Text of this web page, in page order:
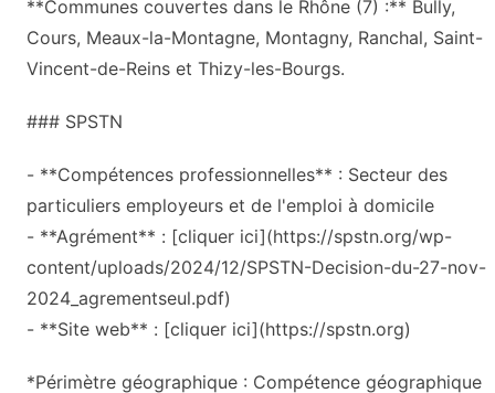
**Communes couvertes dans le Rhône (7) :** Bully,
Cours, Meaux-la-Montagne, Montagny, Ranchal, Saint-
Vincent-de-Reins et Thizy-les-Bourgs.
### SPSTN
- **Compétences professionnelles** : Secteur des
particuliers employeurs et de l'emploi à domicile
- **Agrément** : [cliquer ici](https://spstn.org/wp-
content/uploads/2024/12/SPSTN-Decision-du-27-nov-
2024_agrementseul.pdf)
- **Site web** : [cliquer ici](https://spstn.org)
*Périmètre géographique : Compétence géographique